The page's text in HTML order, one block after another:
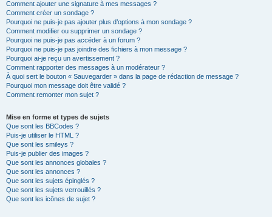
Comment ajouter une signature à mes messages ?
Comment créer un sondage ?
Pourquoi ne puis-je pas ajouter plus d’options à mon sondage ?
Comment modifier ou supprimer un sondage ?
Pourquoi ne puis-je pas accéder à un forum ?
Pourquoi ne puis-je pas joindre des fichiers à mon message ?
Pourquoi ai-je reçu un avertissement ?
Comment rapporter des messages à un modérateur ?
À quoi sert le bouton « Sauvegarder » dans la page de rédaction de message ?
Pourquoi mon message doit être validé ?
Comment remonter mon sujet ?
Mise en forme et types de sujets
Que sont les BBCodes ?
Puis-je utiliser le HTML ?
Que sont les smileys ?
Puis-je publier des images ?
Que sont les annonces globales ?
Que sont les annonces ?
Que sont les sujets épinglés ?
Que sont les sujets verrouillés ?
Que sont les icônes de sujet ?